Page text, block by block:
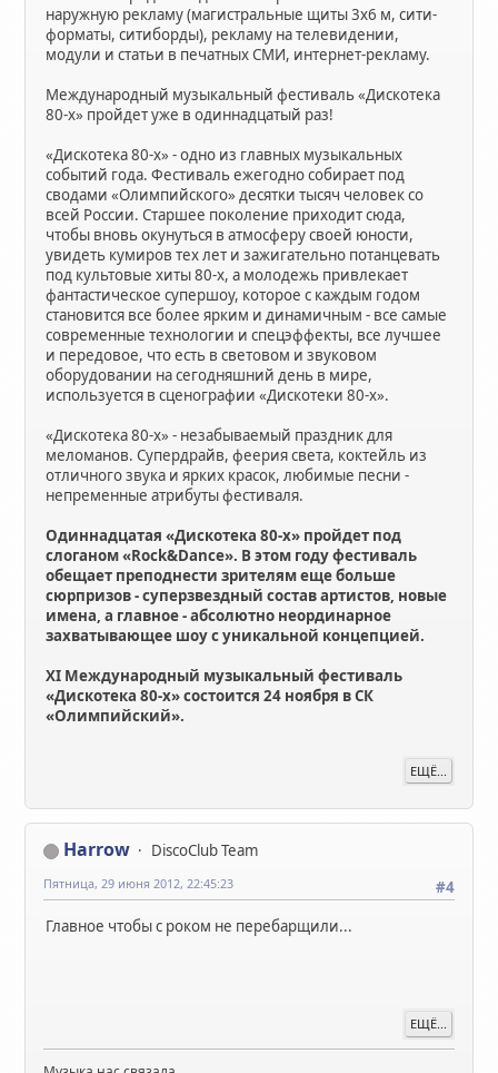
наружную рекламу (магистральные щиты 3х6 м, сити-
форматы, ситиборды), рекламу на телевидении,
модули и статьи в печатных СМИ, интернет-рекламу.
Международный музыкальный фестиваль «Дискотека
80-х» пройдет уже в одиннадцатый раз!
«Дискотека 80-х» - одно из главных музыкальных
событий года. Фестиваль ежегодно собирает под
сводами «Олимпийского» десятки тысяч человек со
всей России. Старшее поколение приходит сюда,
чтобы вновь окунуться в атмосферу своей юности,
увидеть кумиров тех лет и зажигательно потанцевать
под культовые хиты 80-х, а молодежь привлекает
фантастическое супершоу, которое с каждым годом
становится все более ярким и динамичным - все самые
современные технологии и спецэффекты, все лучшее
и передовое, что есть в световом и звуковом
оборудовании на сегодняшний день в мире,
используется в сценографии «Дискотеки 80-х».
«Дискотека 80-х» - незабываемый праздник для
меломанов. Супердрайв, феерия света, коктейль из
отличного звука и ярких красок, любимые песни -
непременные атрибуты фестиваля.
Одиннадцатая «Дискотека 80-х» пройдет под
слоганом «Rock&Dance». В этом году фестиваль
обещает преподнести зрителям еще больше
сюрпризов - суперзвездный состав артистов, новые
имена, а главное - абсолютно неординарное
захватывающее шоу с уникальной концепцией.
XI Международный музыкальный фестиваль
«Дискотека 80-х» состоится 24 ноября в СК
«Олимпийский».
ЕЩЁ...
Harrow
DiscoClub Team
#4
Пятница, 29 июня 2012, 22:45:23
Главное чтобы с роком не перебарщили...
ЕЩЁ...